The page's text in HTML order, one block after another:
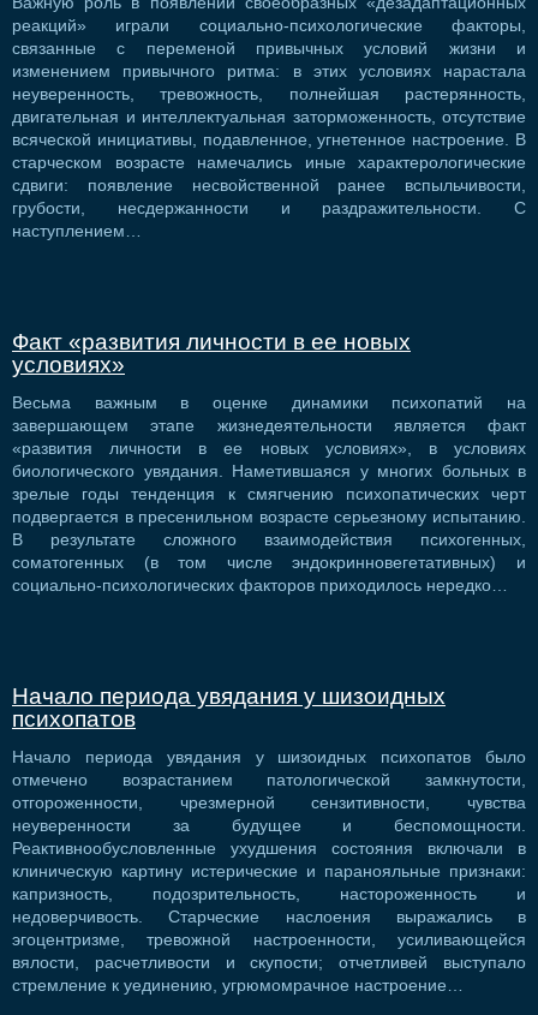
реакций» играли социально-психологические факторы,
связанные с переменой привычных условий жизни и
изменением привычного ритма: в этих условиях нарастала
неуверенность, тревожность, полнейшая растерянность,
двигательная и интеллектуальная заторможенность, отсутствие
всяческой инициативы, подавленное, угнетенное настроение. В
старческом возрасте намечались иные характерологические
сдвиги: появление несвойственной ранее вспыльчивости,
грубости, несдержанности и раздражительности. С
наступлением…
Факт «развития личности в ее новых
условиях»
Весьма важным в оценке динамики психопатий на
завершающем этапе жизнедеятельности является факт
«развития личности в ее новых условиях», в условиях
биологического увядания. Наметившаяся у многих больных в
зрелые годы тенденция к смягчению психопатических черт
подвергается в пресенильном возрасте серьезному испытанию.
В результате сложного взаимодействия психогенных,
соматогенных (в том числе эндокринновегетативных) и
социально-психологических факторов приходилось нередко…
Начало периода увядания у шизоидных
психопатов
Начало периода увядания у шизоидных психопатов было
отмечено возрастанием патологической замкнутости,
отгороженности, чрезмерной сензитивности, чувства
неуверенности за будущее и беспомощности.
Реактивнообусловленные ухудшения состояния включали в
клиническую картину истерические и паранояльные признаки:
капризность, подозрительность, настороженность и
недоверчивость. Старческие наслоения выражались в
эгоцентризме, тревожной настроенности, усиливающейся
вялости, расчетливости и скупости; отчетливей выступало
стремление к уединению, угрюмомрачное настроение…